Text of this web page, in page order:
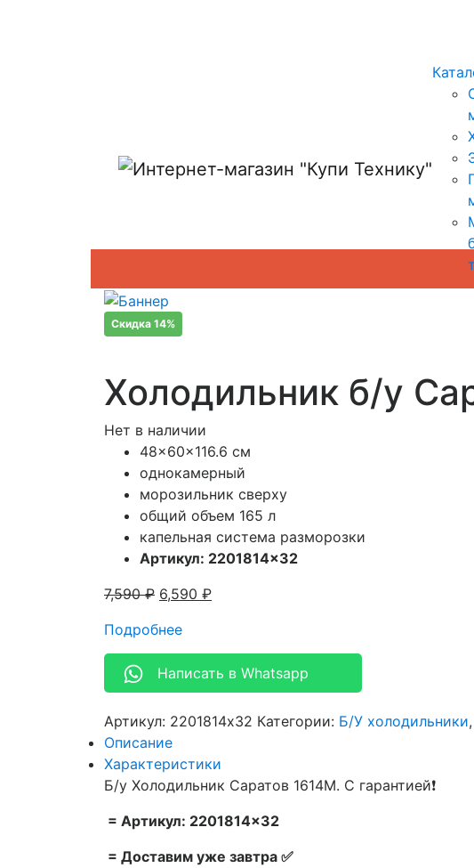
Скидка 14%
Холодильник б/у
Нет в наличии
48x60x116.6 см
однокамерный
морозильник сверху
общий объем 165 л
капельная система разморозки
Артикул: 2201814×32
7,590₽ 6,590 ₽
Подробнее
Написать в Whatsapp
Артикул: 2201814x32 Категории: Б/У холодильники,
Описание
Характеристики
Б/у Холодильник Саратов 1614M. С гарантией❗
= Артикул: 2201814×32
= Доставим уже завтра ✅